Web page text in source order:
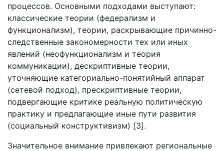
процессов. Основными подходами выступают:
классические теории (федерализм и
функционализм), теории, раскрывающие причинно-
следственные закономерности тех или иных
явлений (неофункционализм и теория
коммуникации), дескриптивные теории,
уточняющие категориально-понятийный аппарат
(сетевой подход), прескриптивные теории,
подвергающие критике реальную политическую
практику и предлагающие иные пути развития
(социальный конструктивизм) [3].
Значительное внимание привлекают региональные